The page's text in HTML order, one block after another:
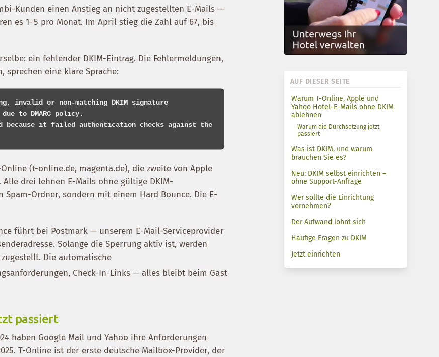
Kunden einen Anstieg an nicht zugestellten E-Mails —
es 1–5 pro Monat. Im April stieg die Zahl auf 67, bis
ein fehlender DKIM-Eintrag. Die Fehlermeldungen,
sprechen eine klare Sprache:
invalid or non-matching DKIM signature
to DMARC policy.
because it failed authentication checks against the
(t-online.de, magenta.de), die zweite von Apple
drei lehnen E-Mails ohne gültige DKIM-
Ordner, sondern mit einem Hard Bounce. Die E-
führt bei Postmark — unserem E-Mail-Serviceprovider
Solange die Sperrung aktiv ist, werden
Die automatische
Check-In-Links — alles bleibt beim Gast
passiert
haben Google Mail und Yahoo ihre Anforderungen
T-Online ist der erste deutsche Mailbox-Provider, der
AUF DIESER SEITE
Warum T-Online, Apple und
Yahoo Hotel-E-Mails ohne DKIM
ablehnen
Warum die Durchsetzung jetzt
passiert
Was ist DKIM, und warum
brauchen Sie es?
Neu: DKIM selbst einrichten –
ohne Support-Anfrage
Wer sollte die Einrichtung
vornehmen?
Der Aufwand lohnt sich
Häufige Fragen zu DKIM
Jetzt einrichten